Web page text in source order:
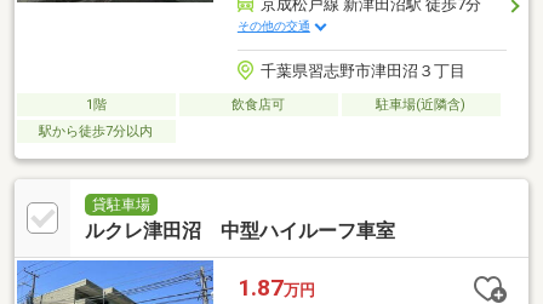
京成松戸線 新津田沼駅 徒歩7分
その他の交通
千葉県習志野市津田沼３丁目
1階 飲食店可
駐車場(近隣含)
駅から徒歩7分以内
貸駐車場
ルクレ津田沼 中型ハイルーフ車室
1.87万円